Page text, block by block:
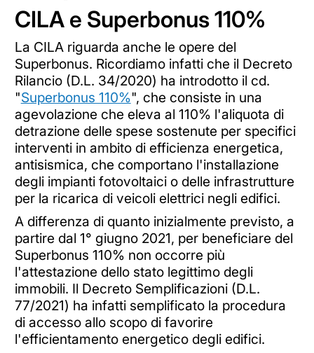
CILA e Superbonus 110%
La CILA riguarda anche le opere del
Superbonus. Ricordiamo infatti che il Decreto
Rilancio (D.L. 34/2020) ha introdotto il cd.
"Superbonus 110%", che consiste in una
agevolazione che eleva al 110% l'aliquota di
detrazione delle spese sostenute per specifici
interventi in ambito di efficienza energetica,
antisismica, che comportano l'installazione
degli impianti fotovoltaici o delle infrastrutture
per la ricarica di veicoli elettrici negli edifici.
A differenza di quanto inizialmente previsto, a
partire dal 1° giugno 2021, per beneficiare del
Superbonus 110% non occorre più
l'attestazione dello stato legittimo degli
immobili. Il Decreto Semplificazioni (D.L.
77/2021) ha infatti semplificato la procedura
di accesso allo scopo di favorire
l'efficientamento energetico degli edifici.